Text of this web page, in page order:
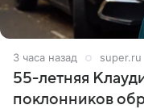
3 часа назад super.ru
55-летняя
поклонников